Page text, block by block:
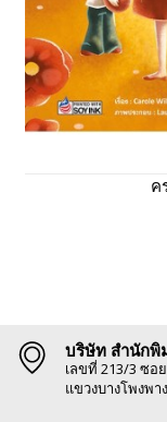
ค
บริษัท สำนักพิ
เลขที่ 213/3 ซอ
แขวงบางโพงพา